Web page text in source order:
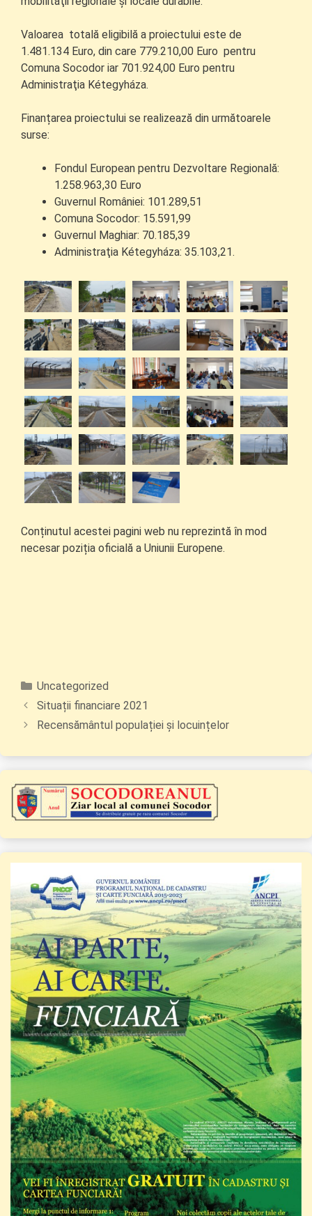
Valoarea totală eligibilă a proiectului este de
1.481.134 Euro, din care 779.210,00 Euro pentru
Comuna Socodor iar 701.924,00 Euro pentru
Administraţia Kétegyháza.
Finanțarea proiectului se realizează din următoarele
surse:
Fondul European pentru Dezvoltare Regională:
1.258.963,30 Euro
Guvernul României: 101.289,51
Comuna Socodor: 15.591,99
Guvernul Maghiar: 70.185,39
Administraţia Kétegyháza: 35.103,21.
Conținutul acestei pagini web nu reprezintă în mod
necesar poziția oficială a Uniunii Europene.
Categorii
Uncategorized
Situații financiare 2021
Recensământul populației și locuințelor